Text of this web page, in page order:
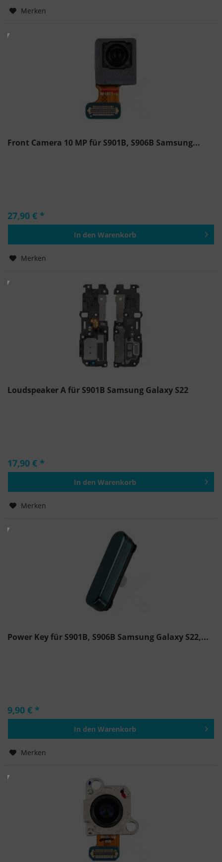
Merken
Front Camera 10 MP für S901B, S906B Samsung...
27,90 € *
In den Warenkorb
Merken
Loudspeaker A für S901B Samsung Galaxy S22
17,90 € *
In den Warenkorb
Merken
Power Key für S901B, S906B Samsung Galaxy S22,...
9,90 € *
In den Warenkorb
Merken